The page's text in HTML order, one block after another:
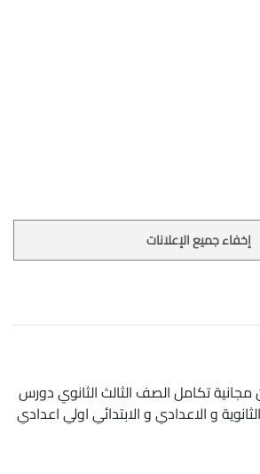
إخفاء جميع الإعلانات
تكامل الصف الثالث الثانوي دورس
و الاعدادي و الابتدائي اولي اعدادي